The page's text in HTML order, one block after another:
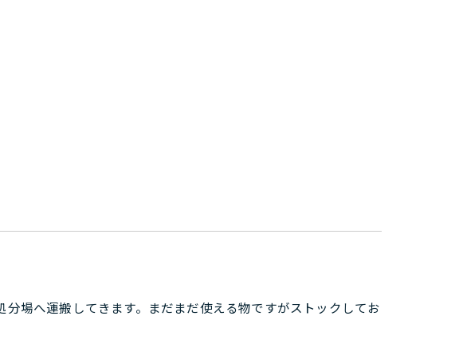
場へ運搬してきます。まだまだ使える物ですがストックしてお